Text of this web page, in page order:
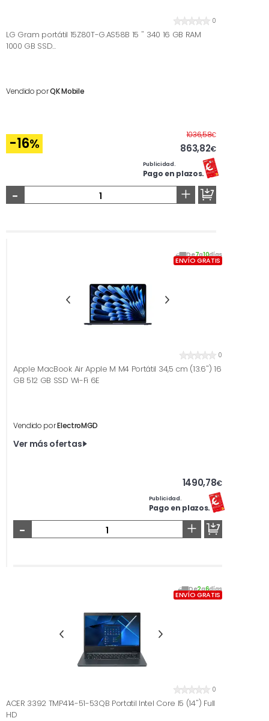
0
LG Gram portátil 15Z80T-G.AS58B 15 '' 340 16 GB RAM
1000 GB SSD...
Vendido porQK Mobile
-16%
1036,58€Antes
863,82€
Publicidad.
Pago en plazos.
- +
De7a10días
ENVÍO GRATIS
0
Apple MacBook Air Apple M M4 Portátil 34,5 cm (13.6'') 16
GB 512 GB SSD Wi-Fi 6E
Vendido porElectroMGD
Ver más ofertas
1490,78€
Publicidad.
Pago en plazos.
- +
De2a6días
ENVÍO GRATIS
0
ACER 3392 TMP414-51-53QB Portatil Intel Core I5 (14'') Full
HD